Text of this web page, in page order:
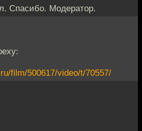
Спасибо. Модератор.
film/500617/video/t/70557/